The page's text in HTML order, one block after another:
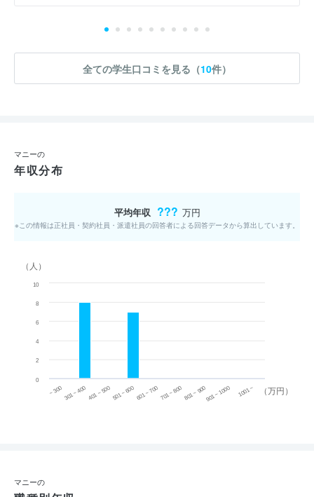
全ての学生口コミを見る（10件）
マニーの
年収分布
平均年収 ??? 万円
※この情報は正社員・契約社員・派遣社員の回答者による回答データから算出しています。
（万円）
（人）
~ 300 301 ~ 400 401 ~ 500501 ~ 600601 ~ 700701 ~ 800801 ~ 900901 ~ 1000 1001 ~
0
2
4
6
8
10
マニーの